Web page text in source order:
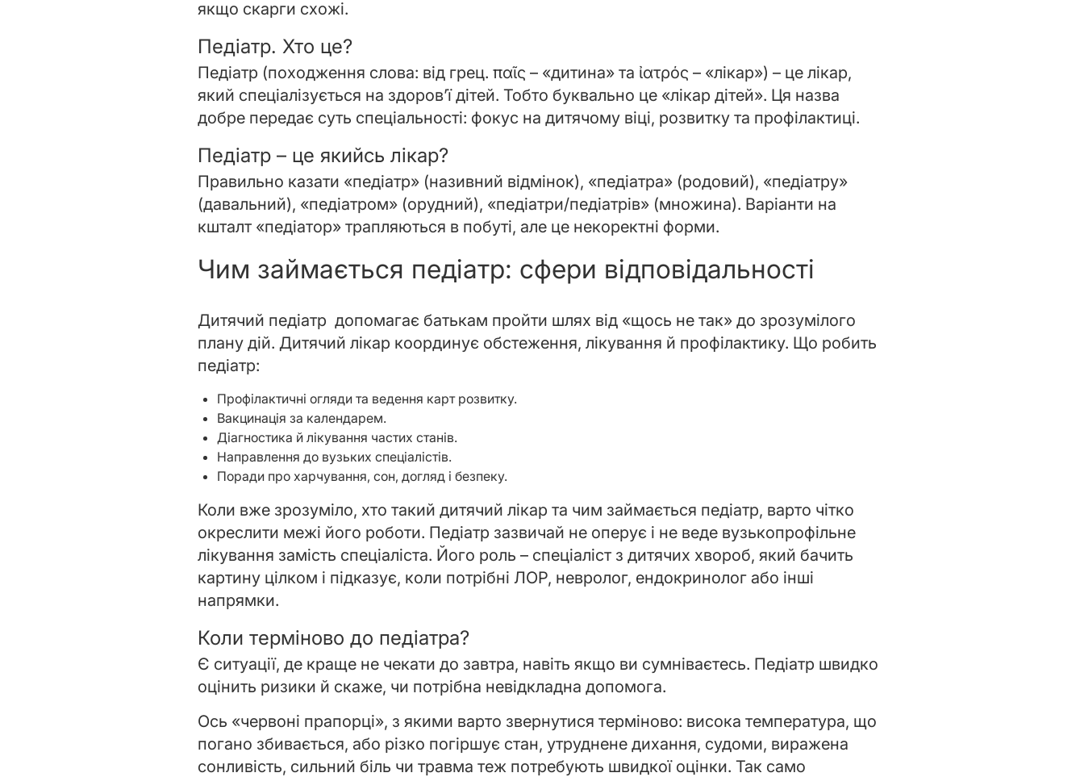
якщо скарги схожі.
Педіатр. Хто це?
Педіатр (походження слова: від грец. παῖς – «дитина» та ἰατρός – «лікар») – це лікар,
який спеціалізується на здоров’ї дітей. Тобто буквально це «лікар дітей». Ця назва
добре передає суть спеціальності: фокус на дитячому віці, розвитку та профілактиці.
Педіатр – це якийсь лікар?
Правильно казати «педіатр» (називний відмінок), «педіатра» (родовий), «педіатру»
(давальний), «педіатром» (орудний), «педіатри/педіатрів» (множина). Варіанти на
кшталт «педіатор» трапляються в побуті, але це некоректні форми.
Чим займається педіатр: сфери відповідальності
Дитячий педіатр допомагає батькам пройти шлях від «щось не так» до зрозумілого
плану дій. Дитячий лікар координує обстеження, лікування й профілактику. Що робить
педіатр:
Профілактичні огляди та ведення карт розвитку.
Вакцинація за календарем.
Діагностика й лікування частих станів.
Направлення до вузьких спеціалістів.
Поради про харчування, сон, догляд і безпеку.
Коли вже зрозуміло, хто такий дитячий лікар та чим займається педіатр, варто чітко
окреслити межі його роботи. Педіатр зазвичай не оперує і не веде вузькопрофільне
лікування замість спеціаліста. Його роль – спеціаліст з дитячих хвороб, який бачить
картину цілком і підказує, коли потрібні ЛОР, невролог, ендокринолог або інші
напрямки.
Коли терміново до педіатра?
Є ситуації, де краще не чекати до завтра, навіть якщо ви сумніваєтесь. Педіатр швидко
оцінить ризики й скаже, чи потрібна невідкладна допомога.
Ось «червоні прапорці», з якими варто звернутися терміново: висока температура, що
погано збивається, або різко погіршує стан, утруднене дихання, судоми, виражена
сонливість, сильний біль чи травма теж потребують швидкої оцінки. Так само